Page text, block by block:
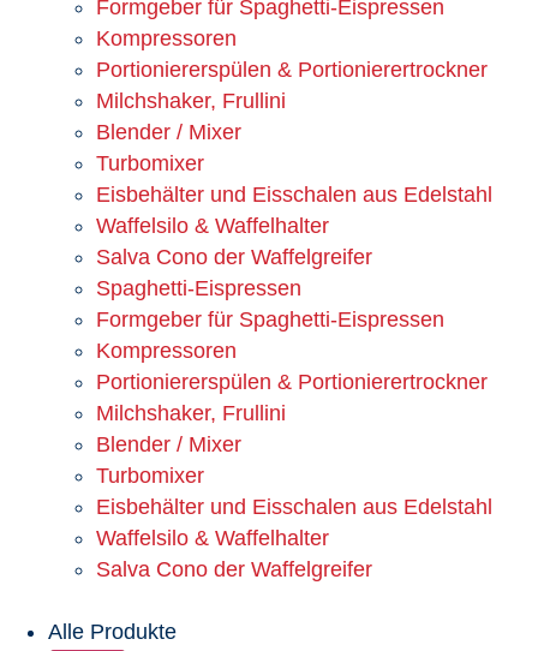
Formgeber für Spaghetti-Eispressen
Kompressoren
Portioniererspülen & Portionierertrockner
Milchshaker, Frullini
Blender / Mixer
Turbomixer
Eisbehälter und Eisschalen aus Edelstahl
Waffelsilo & Waffelhalter
Salva Cono der Waffelgreifer
Spaghetti-Eispressen
Formgeber für Spaghetti-Eispressen
Kompressoren
Portioniererspülen & Portionierertrockner
Milchshaker, Frullini
Blender / Mixer
Turbomixer
Eisbehälter und Eisschalen aus Edelstahl
Waffelsilo & Waffelhalter
Salva Cono der Waffelgreifer
Alle Produkte